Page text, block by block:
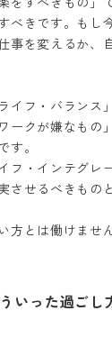
べきです。もし
事を変えるか、
イフ・バランス
ークが嫌なもの
す。
フ・インテグレ
させるべきもの
方とは働けませ
いった過ごし